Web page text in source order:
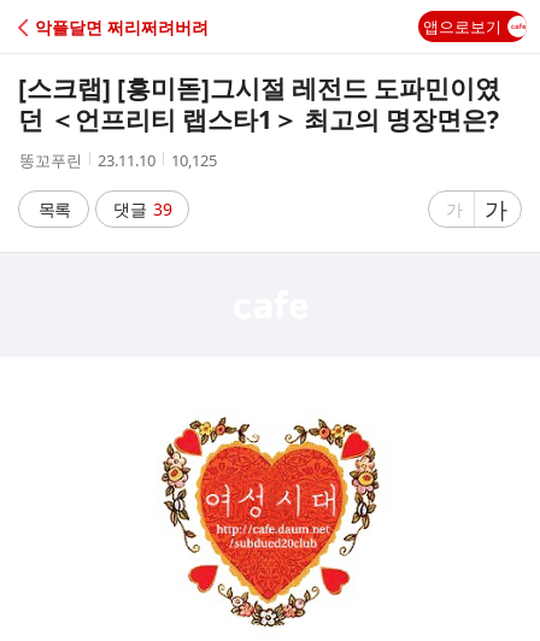
C
A
악플달면 쩌리쩌려버려 앱으로보기
[스크랩] [흥미돋]그시절 레전드 도파민이였
던 ＜언프리티 랩스타1＞ 최고의 명장면은?
작
자
똥꼬푸린
작
시
간
23.11.10
조
수
10,125
목록 댓글 39
글
가
글
자
가